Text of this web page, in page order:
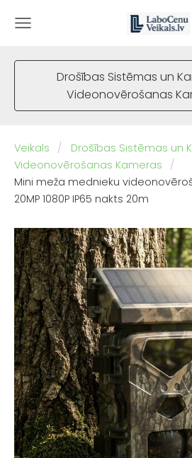
Drošības Sistēmas un
Videonovērošanas
Veikals
Drošības Sistēmas un
Videonovērošanas Kameras
Mini meža mednieku
20MP 1080P IP65 nakts 20m